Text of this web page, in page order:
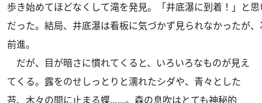
歩き始めてほどなくして滝を発見。「井底瀑に到着！」と
だった。結局、井底瀑は看板に気づかず見られなかったが
前進。
だが、目が暗さに慣れてくると、いろいろなものが見え
てくる。露をのせしっとりと濡れたシダや、青々とした
苔、木々の間に止まる蝶……。森の息吹はとても神秘的